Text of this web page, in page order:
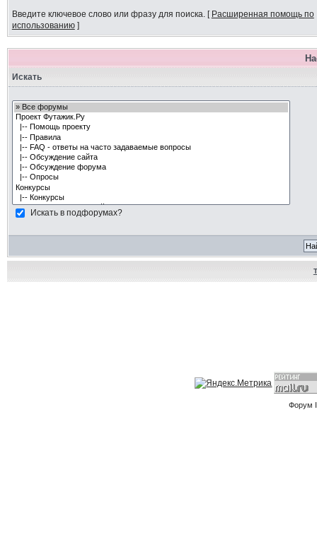
Введите ключевое слово или фразу для поиска.[ Расширенная помощь по
использованию]
Искать
Искать в подфорумах?
Форум